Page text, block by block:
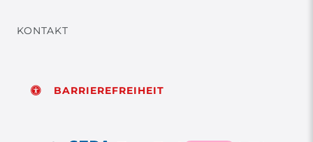
KONTAKT
BARRIEREFREIHEIT